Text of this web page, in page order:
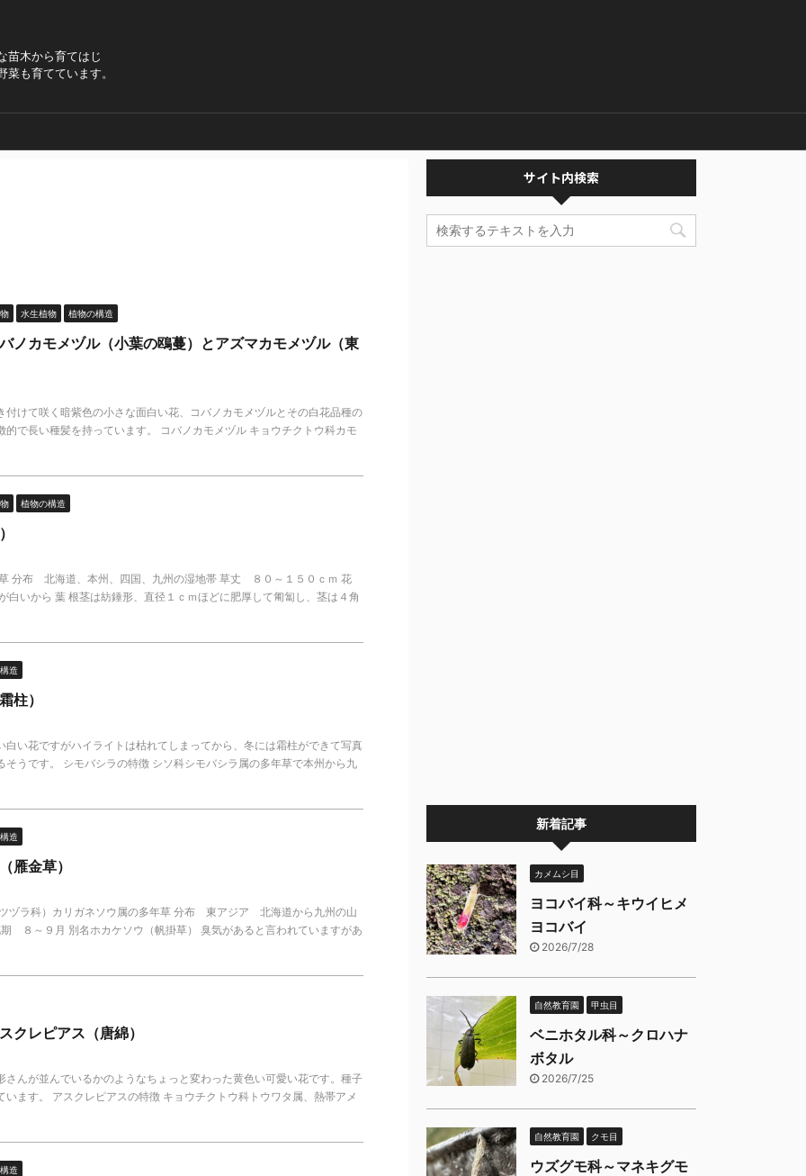
苗木から育てはじ
も育てています。
水生植物 植物の構造
ノカモメヅル（小葉の鴎蔓）とアズマカモメヅル（東
付けて咲く暗紫色の小さな面白い花、コバノカモメヅルとその白花品種の
的で長い種髪を持っています。 コバノカモメヅル キョウチクトウ科カモ
植物の構造
分布 北海道、本州、四国、九州の湿地帯 草丈 ８０～１５０ｃｍ 花
いから 葉 根茎は紡錘形、直径１ｃｍほどに肥厚して匍匐し、茎は４角
造
柱）
白い花ですがハイライトは枯れてしまってから、冬には霜柱ができて写真
そうです。 シモバシラの特徴 シソ科シモバシラ属の多年草で本州から九
造
雁金草）
ヅラ科）カリガネソウ属の多年草 分布 東アジア 北海道から九州の山
８～９月 別名ホカケソウ（帆掛草） 臭気があると言われていますがあ
クレピアス（唐綿）
さんが並んでいるかのようなちょっと変わった黄色い可愛い花です。種子
います。 アスクレピアスの特徴 キョウチクトウ科トウワタ属、熱帯アメ
造
サイト内検索
新着記事
カメムシ目
ヨコバイ科～キウイヒメ
ヨコバイ
2026/7/28
自然教育園 甲虫目
ベニホタル科～クロハナ
ボタル
2026/7/25
自然教育園 クモ目
ウズグモ科～マネキグモ